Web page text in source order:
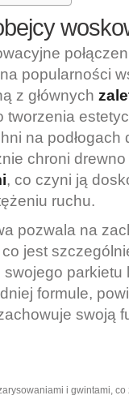
popularności
z głównych
tworzenia
na
chroni
, co czyni ją
ruchu.
pozwala na
jest
parkietu
formule,
swoją
i gwintami, co